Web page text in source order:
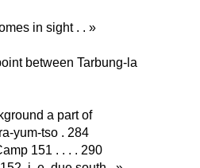
in sight . . »
between Tarbung-la
a part of
yum-tso . 284
151 . . . . 290